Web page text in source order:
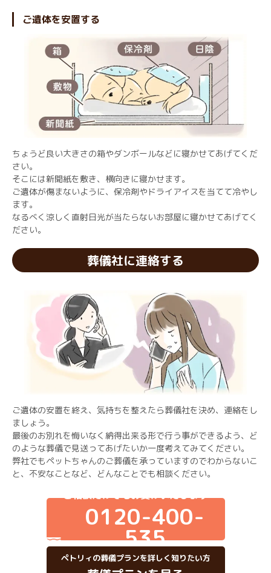
ご遺体を安置する
ちょうど良い大きさの箱やダンボールなどに寝かせてあげてくだ
さい。
そこには新聞紙を敷き、横向きに寝かせます。
ご遺体が傷まないように、保冷剤やドライアイスを当てて冷やし
ます。
なるべく涼しく直射日光が当たらないお部屋に寝かせてあげてく
ださい。
葬儀社に連絡する
ご遺体の安置を終え、気持ちを整えたら葬儀社を決め、連絡をし
ましょう。
最後のお別れを悔いなく納得出来る形で行う事ができるよう、ど
のような葬儀で見送ってあげたいか一度考えてみてください。
弊社でもペットちゃんのご葬儀を承っていますのでわからないこ
と、不安なことなど、どんなことでも相談ください。
ご相談だけでもお受けいたします
0120-400-
535
ペトリィの葬儀プランを詳しく知りたい方